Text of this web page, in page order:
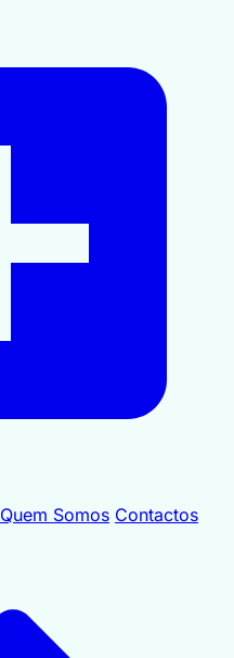
Quem Somos Contactos